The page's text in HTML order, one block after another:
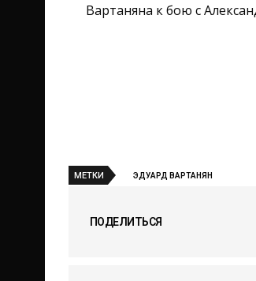
Вартаняна к бою с
МЕТКИ ЭДУАРД ВАРТАНЯН
ПОДЕЛИТЬСЯ